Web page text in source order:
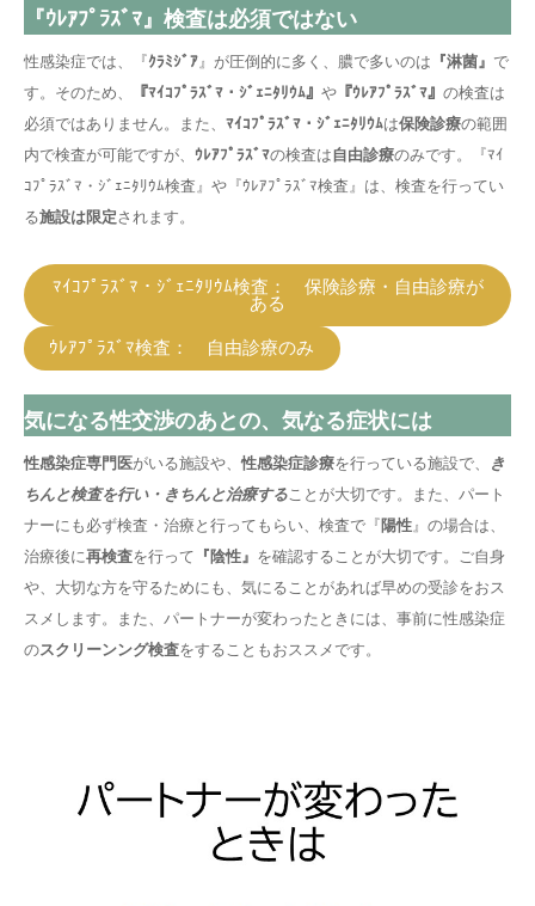
『ｳﾚｱﾌﾟﾗｽﾞﾏ』検査は必須ではない
性感染症では、『ｸﾗﾐｼﾞｱ』が圧倒的に多く、膿で多いのは 『淋菌』 で
す。そのため、
『ﾏｲｺﾌﾟﾗｽﾞﾏ・ｼﾞｪﾆﾀﾘｳﾑ』 や 『ｳﾚｱﾌﾟﾗｽﾞﾏ』 の検査は
必須ではありません。また、 ﾏｲｺﾌﾟﾗｽﾞﾏ・ｼﾞｪﾆﾀﾘｳﾑは保険診療の範囲
内で検査が可能ですが、 ｳﾚｱﾌﾟﾗｽﾞﾏの検査は自由診療のみです。『ﾏｲ
ｺﾌﾟﾗｽﾞﾏ・ｼﾞｪﾆﾀﾘｳﾑ検査』や『ｳﾚｱﾌﾟﾗｽﾞﾏ検査』は、検査を行ってい
る施設は限定されます。
ﾏｲｺﾌﾟﾗｽﾞﾏ・ｼﾞｪﾆﾀﾘｳﾑ検査： 保険診療・自由診療が
ある
ｳﾚｱﾌﾟﾗｽﾞﾏ検査： 自由診療のみ
気になる性交渉のあとの、気なる症状には
性感染症専門医がいる施設や、性感染症診療を行っている施設で、
き
ちんと検査を行い・きちんと治療することが大切です。また、パート
ナーにも必ず検査・治療と行ってもらい、検査で『 陽性』の場合は、
治療後に再検査を行って 『陰性』 を確認することが大切です。ご自身
や、大切な方を守るためにも、気にることがあれば早めの受診をおス
スメします。また、パートナーが変わったときには、事前に性感染症
のスクリーンング検査をすることもおススメです。